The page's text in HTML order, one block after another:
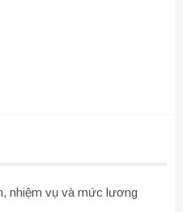
nhiệm vụ và mức lương